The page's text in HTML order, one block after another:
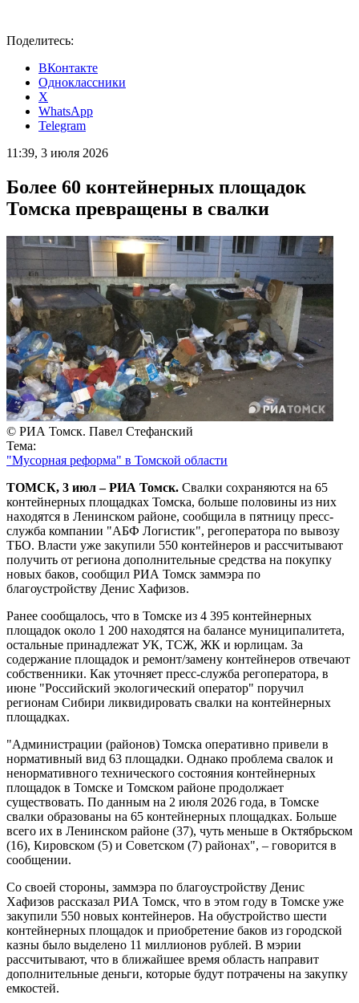
Поделитесь:
ВКонтакте
Одноклассники
X
WhatsApp
Telegram
11:39, 3 июля 2026
Более 60 контейнерных площадок
Томска превращены в свалки
© РИА Томск. Павел Стефанский
Тема:
"Мусорная реформа" в Томской области
ТОМСК, 3 июл – РИА Томск. Свалки сохраняются на 65
контейнерных площадках Томска, больше половины из них
находятся в Ленинском районе, сообщила в пятницу пресс-
служба компании "АБФ Логистик", регоператора по вывозу
ТБО. Власти уже закупили 550 контейнеров и рассчитывают
получить от региона дополнительные средства на покупку
новых баков, сообщил РИА Томск заммэра по
благоустройству Денис Хафизов.
Ранее сообщалось, что в Томске из 4 395 контейнерных
площадок около 1 200 находятся на балансе муниципалитета,
остальные принадлежат УК, ТСЖ, ЖК и юрлицам. За
содержание площадок и ремонт/замену контейнеров отвечают
собственники. Как уточняет пресс-служба регоператора, в
июне "Российский экологический оператор" поручил
регионам Сибири ликвидировать свалки на контейнерных
площадках.
"Администрации (районов) Томска оперативно привели в
нормативный вид 63 площадки. Однако проблема свалок и
ненормативного технического состояния контейнерных
площадок в Томске и Томском районе продолжает
существовать. По данным на 2 июля 2026 года, в Томске
свалки образованы на 65 контейнерных площадках. Больше
всего их в Ленинском районе (37), чуть меньше в Октябрьском
(16), Кировском (5) и Советском (7) районах", – говорится в
сообщении.
Со своей стороны, заммэра по благоустройству Денис
Хафизов рассказал РИА Томск, что в этом году в Томске уже
закупили 550 новых контейнеров. На обустройство шести
контейнерных площадок и приобретение баков из городской
казны было выделено 11 миллионов рублей. В мэрии
рассчитывают, что в ближайшее время область направит
дополнительные деньги, которые будут потрачены на закупку
емкостей.